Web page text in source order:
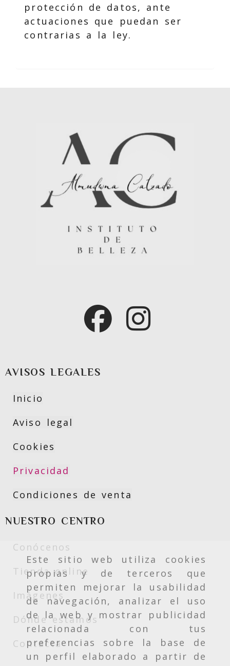
Este sitio web utiliza cookies
propias y de terceros que
permiten mejorar la usabilidad
de navegación, analizar el uso
de la web y mostrar publicidad
relacionada con tus
preferencias sobre la base de
un perfil elaborado a partir de
protección de datos, ante
actuaciones que puedan ser
contrarias a la ley.
AVISOS LEGALES
Inicio
Aviso legal
Cookies
Privacidad
Condiciones de venta
NUESTRO CENTRO
Conócenos
Tienda online
Imágenes
Dónde estamos
Contacta